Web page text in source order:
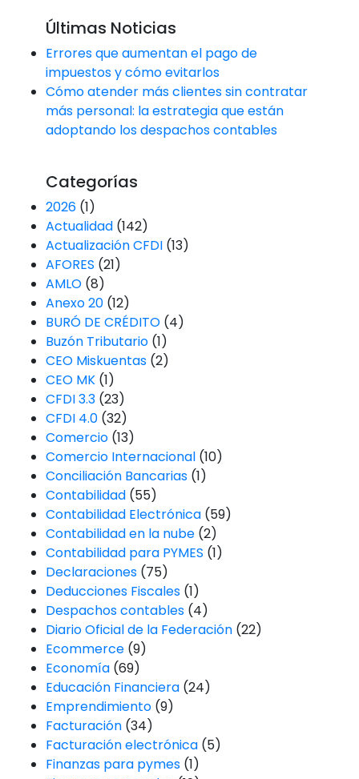
Últimas Noticias
Errores que aumentan el pago de
impuestos y cómo evitarlos
Cómo atender más clientes sin contratar
más personal: la estrategia que están
adoptando los despachos contables
Categorías
2026(1)
Actualidad(142)
Actualización CFDI(13)
AFORES (21)
AMLO(8)
Anexo 20(12)
BURÓ DE CRÉDITO(4)
Buzón Tributario(1)
CEO Miskuentas(2)
CEO MK(1)
CFDI 3.3(23)
CFDI 4.0(32)
Comercio(13)
Comercio Internacional(10)
Conciliación Bancarias(1)
Contabilidad(55)
Contabilidad Electrónica(59)
Contabilidad en la nube(2)
Contabilidad para PYMES (1)
Declaraciones(75)
Deducciones Fiscales(1)
Despachos contables(4)
Diario Oficial de la Federación(22)
Ecommerce(9)
Economía(69)
Educación Financiera(24)
Emprendimiento(9)
Facturación(34)
Facturación electrónica(5)
Finanzas para pymes(1)